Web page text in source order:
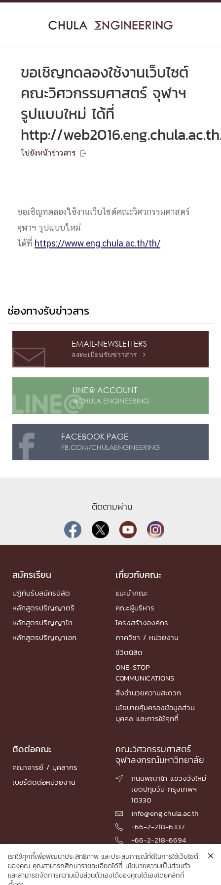
Skip
ขอเชิญทดลองใช้งานเว็บไซต์
คณะวิศวกรรมศาสตร์ จุฬาฯ
รูปแบบใหม่ ได้ที่
http://
ไปยังหน้าข่าวสาร 
ขอเชิญทดลองใช้งานเว็บไซต์คณะวิศวกรรมศาสตร์
จุฬาฯ รูปแบบใหม่
ได้ที่https://www.eng.chula.ac.th/th/
ช่องทางรับข่าวสาร
EMAIL-NEWSLETTERS
ลงทะเบียนรับข่าวสาร 
LINE@ ACCOUNT
@CHULA ENGINEERING
FACEBOOK PAGE
FB.COM/CHULAENGINEERING
ติดตามผ่าน
สมัครเรียน
ปฏิทินรับสมัครนิสิต
หลักสูตรปริญญาตรี
หลักสูตรปริญญาโท
หลักสูตรปริญญาเอก
เกี่ยวกับคณะ
แนะนำคณะ
คณะผู้บริหาร
โครงสร้างองค์กร
ภาควิชา / หน่วยงาน
ชีวิตนิสิต
ONE-STOP
COMMUNICATIONS
สิ่งอำนวยความสะดวก
นโยบายคุ้มครองข้อมูลส่วน
บุคคล และการใช้คุกกี้
ติดต่อคณะ
คณาจารย์ / บุคลากร
เบอร์ติดต่อหน่วยงาน
คณะวิศวกรรมศาสตร์
จุฬาลงกรณ์มหาวิทยาลัย

ถนนพญาไท แขวงวังใหม่
เขตปทุมวัน กรุงเทพฯ
10330
 info@eng.chula.ac.th
 +66-2-218-6337
 +66-2-218-6694
© 2026 Faculty of Engineering, Chulalongkorn University
เราใช้คุกกี้เพื่อพัฒนาประสิทธิภาพ และประสบการณ์ที่ดีในการใช้เว็บไซต์
ของคุณ คุณสามารถศึกษารายละเอียดได้ที่ นโยบายความเป็นส่วนตัว
และสามารถจัดการความเป็นส่วนตัวเองได้ของคุณได้เองโดยคลิกที่